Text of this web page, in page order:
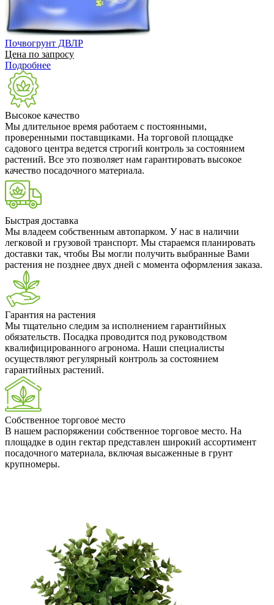
Почвогрунт ДВЛР
Цена по запросу
Подробнее
Высокое качество
Мы длительное время работаем с постоянными,
проверенными поставщиками. На торговой площадке
садового центра ведется строгий контроль за состоянием
растений. Все это позволяет нам гарантировать высокое
качество посадочного материала.
Быстрая доставка
Мы владеем собственным автопарком. У нас в наличии
легковой и грузовой транспорт. Мы стараемся планировать
доставки так, чтобы Вы могли получить выбранные Вами
растения не позднее двух дней с момента оформления заказа.
Гарантия на растения
Мы тщательно следим за исполнением гарантийных
обязательств. Посадка проводится под руководством
квалифицированного агронома. Наши специалисты
осуществляют регулярный контроль за состоянием
гарантийных растений.
Собственное торговое место
В нашем распоряжении собственное торговое место. На
площадке в один гектар представлен широкий ассортимент
посадочного материала, включая высаженные в грунт
крупномеры.